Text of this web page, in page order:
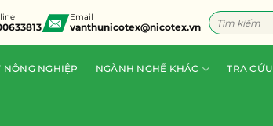
Email
vanthunicotex@nicotex.vn
Tìm
kiếm:
NÔNG NGHIỆP NGÀNH NGHỀ KHÁC TRA CỨU